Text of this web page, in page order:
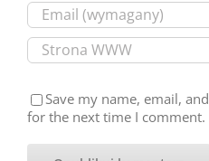
Save my name, email,
for the next time I comment.